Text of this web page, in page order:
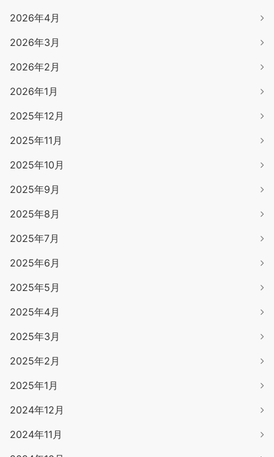
2026年4月
2026年3月
2026年2月
2026年1月
2025年12月
2025年11月
2025年10月
2025年9月
2025年8月
2025年7月
2025年6月
2025年5月
2025年4月
2025年3月
2025年2月
2025年1月
2024年12月
2024年11月